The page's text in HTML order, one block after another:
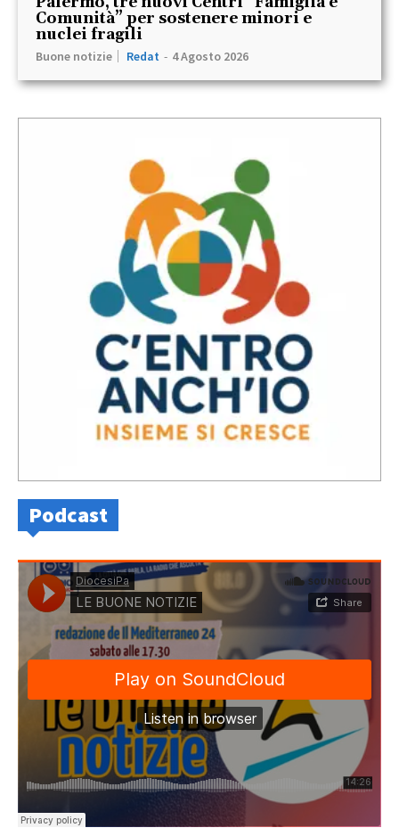
Comunità” per sostenere minori e
nuclei fragili
Buone notizie Redat - 4 Agosto 2026
Podcast